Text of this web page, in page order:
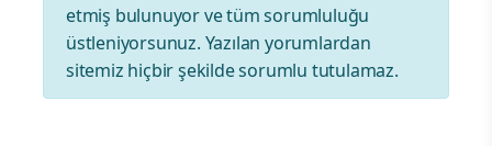
etmiş bulunuyor ve tüm sorumluluğu
üstleniyorsunuz. Yazılan yorumlardan
sitemiz hiçbir şekilde sorumlu tutulamaz.